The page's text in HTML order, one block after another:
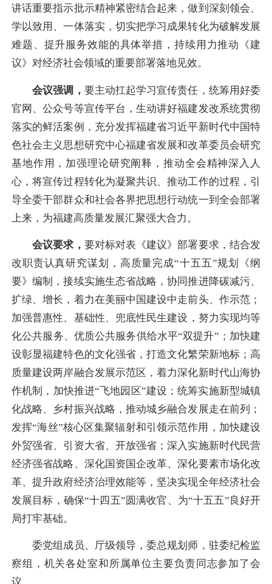
讲话重要指示批示精神紧密结合起来，做到深刻领会、
学以致用、一体落实，切实把学习成果转化为破解发展
难题、提升服务效能的具体举措，持续用力推动《建
议》对经济社会领域的重要部署落地见效。
会议强调， 要主动扛起学习宣传责任，统筹用好委
官网、公众号等宣传平台，生动讲好福建发改系统贯彻
落实的鲜活案例，充分发挥福建省习近平新时代中国特
色社会主义思想研究中心福建省发展和改革委员会研究
基地作用，加强理论研究阐释，推动全会精神深入人
心，将宣传过程转化为凝聚共识、推动工作的过程，引
导全委干部群众和社会各界把思想行动统一到全会部署
上来，为福建高质量发展汇聚强大合力。
会议要求， 要对标对表《建议》部署要求，结合发
改职责认真研究谋划，高质量完成“十五五”规划《纲
要》编制，接续实施生态省战略，协同推进降碳减污、
扩绿、增长，着力在美丽中国建设中走前头、作示范；
加强普惠性、基础性、兜底性民生建设，努力实现均等
化公共服务、优质公共服务供给水平“双提升”；加快建
设彰显福建特色的文化强省，打造文化繁荣新地标；高
质量建设两岸融合发展示范区，着力深化新时代山海协
作机制，加快推进“飞地园区”建设；统筹实施新型城镇
化战略、乡村振兴战略，推动城乡融合发展走在前列；
发挥“海丝”核心区集聚辐射和引领示范作用，加快建设
外贸强省、引资大省、开放强省；深入实施新时代民营
经济强省战略、深化国资国企改革、深化要素市场化改
革、提升政府经济治理效能等，坚决实现全年经济社会
发展目标，确保“十四五”圆满收官、为“十五五”良好开
局打牢基础。
委党组成员、厅级领导，委总规划师，驻委纪检监
察组，机关各处室和所属单位主要负责同志参加了会